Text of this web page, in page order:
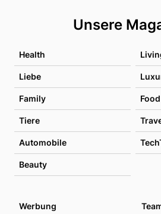
Unsere
Health
Liebe
Family Food
Tiere
Automobile
Beauty
Werbung